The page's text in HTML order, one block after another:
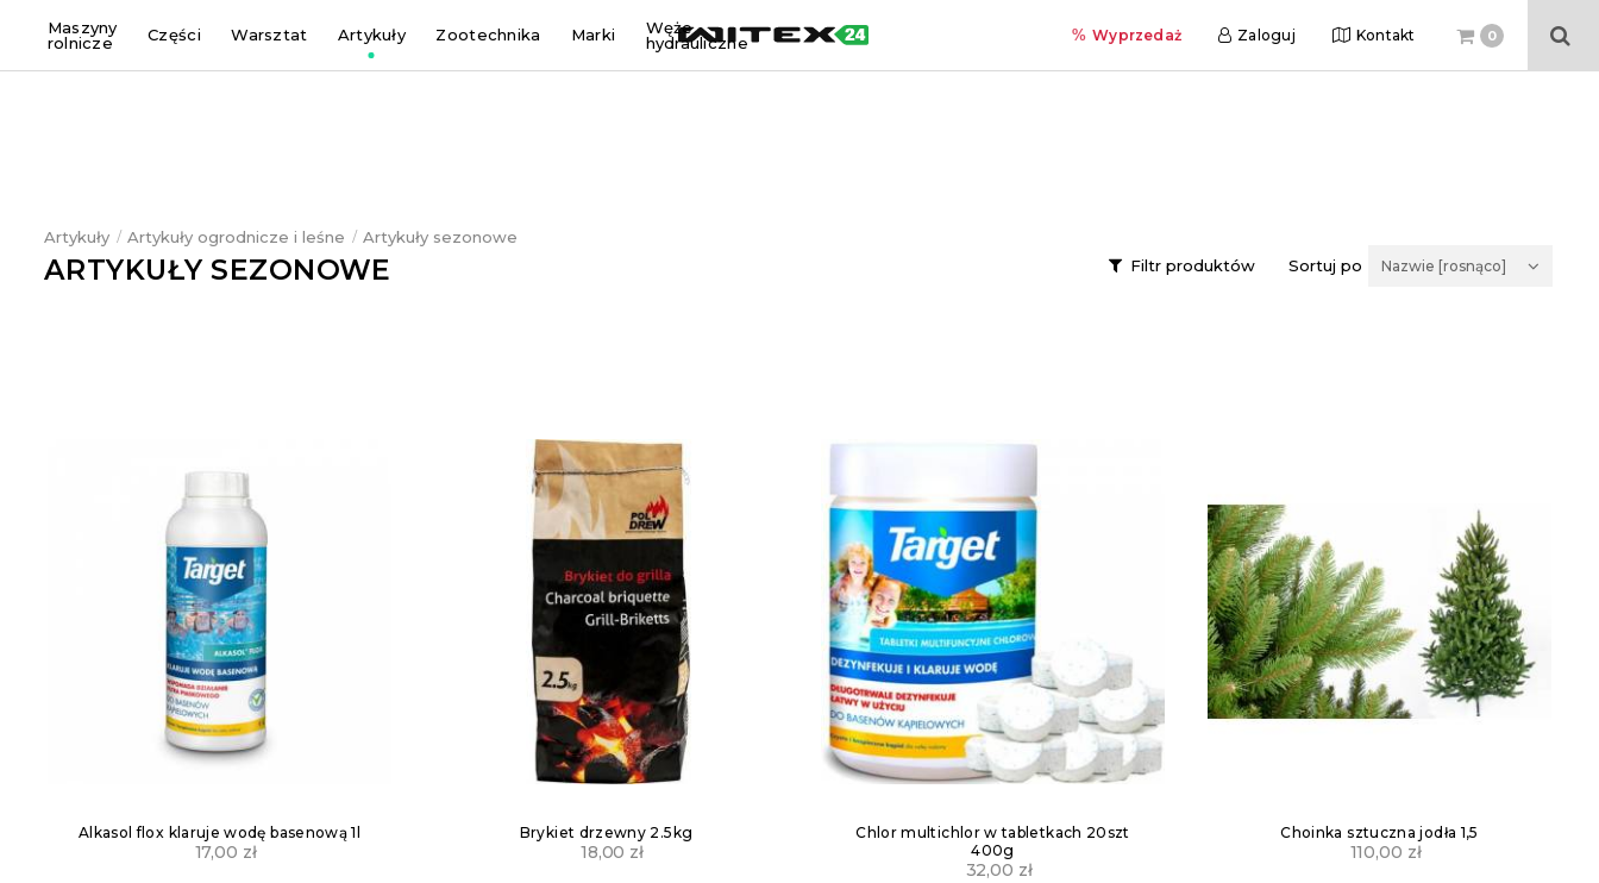
Maszyny
rolnicze
Części Warsztat Artykuły Zootechnika Marki
Węże
hydrauliczne
Wyprzedaż Zaloguj Kontakt 0
Artykuły Artykuły ogrodnicze i leśne Artykuły sezonowe
ARTYKUŁY SEZONOWE Filtr produktów Sortuj po Nazwie [rosnąco]
Alkasol flox klaruje wodę basenową 1l
17,00 zł
Brykiet drzewny 2.5kg
18,00 zł
Chlor multichlor w tabletkach 20szt
400g
32,00 zł
Choinka sztuczna jodła 1,5
110,00 zł